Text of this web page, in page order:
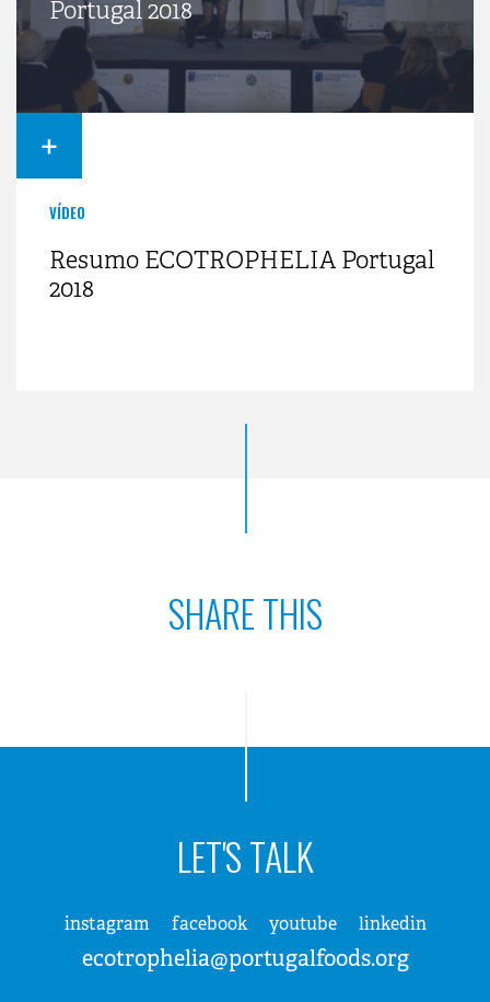
Portugal 2018
+
VÍDEO
Resumo ECOTROPHELIA Portugal
2018
SHARE THIS
LET'S TALK
instagram facebook youtube linkedin
ecotrophelia@portugalfoods.org